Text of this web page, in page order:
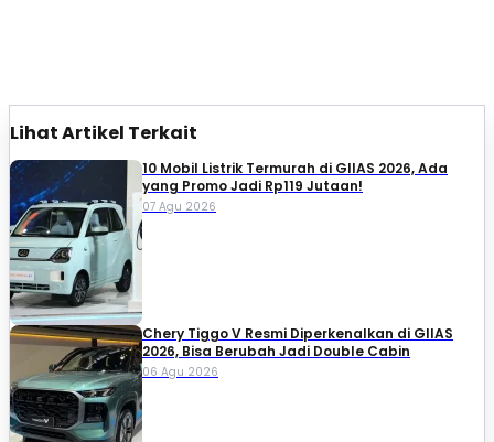
Lihat Artikel Terkait
10 Mobil Listrik Termurah di GIIAS 2026, Ada
yang Promo Jadi Rp119 Jutaan!
07 Agu 2026
Chery Tiggo V Resmi Diperkenalkan di GIIAS
2026, Bisa Berubah Jadi Double Cabin
06 Agu 2026